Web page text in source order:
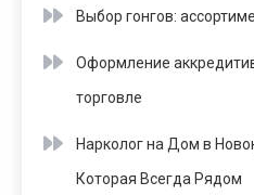
Выбор гонгов:
Оформление
торговле
Нарколог на Дом в
Которая Всегда Рядом